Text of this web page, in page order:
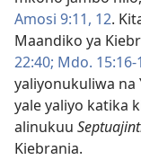
Amosi 9:11, 12.
Maandiko ya
22:40; Mdo. 15:16-
yaliyonukuliwa na
yale yaliyo katika
alinukuu
Kiebrania.